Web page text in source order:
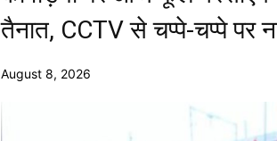
तैनात, CCTV से चप्पे-चप्पे पर
August 8, 2026